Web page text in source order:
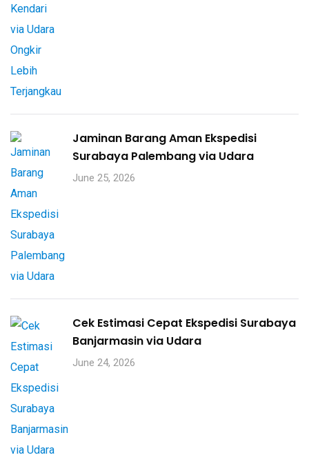
Jaminan Barang Aman Ekspedisi
Surabaya Palembang via Udara
June 25, 2026
Cek Estimasi Cepat Ekspedisi Surabaya
Banjarmasin via Udara
June 24, 2026